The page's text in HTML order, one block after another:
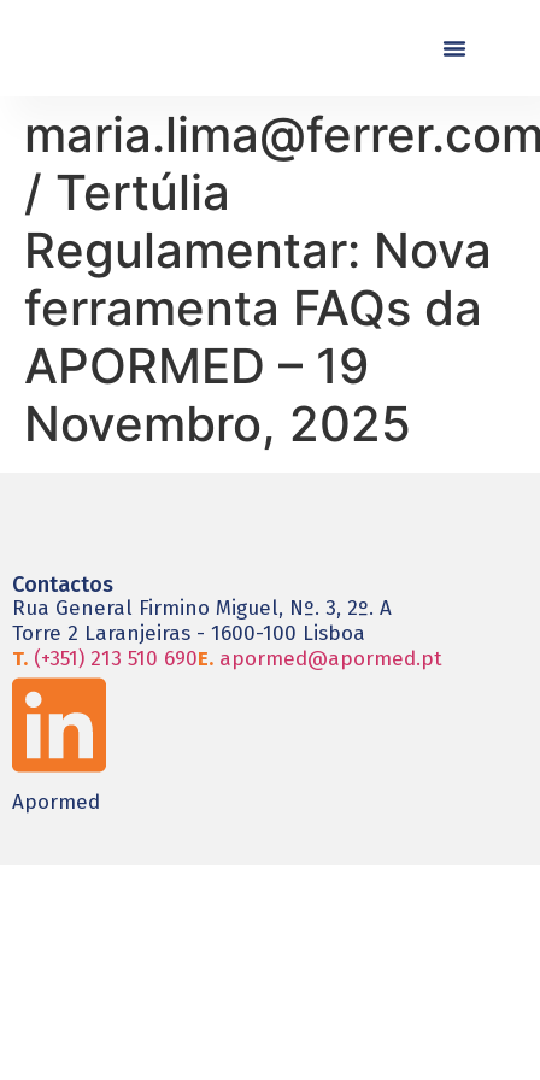
/ Tertúlia
Regulamentar: Nova
ferramenta FAQs da
APORMED – 19
Novembro, 2025
Contactos
Rua General Firmino Miguel, Nº. 3, 2º. A
Torre 2 Laranjeiras - 1600-100 Lisboa
T. (+351) 213 510 690E. apormed@apormed.pt
Apormed